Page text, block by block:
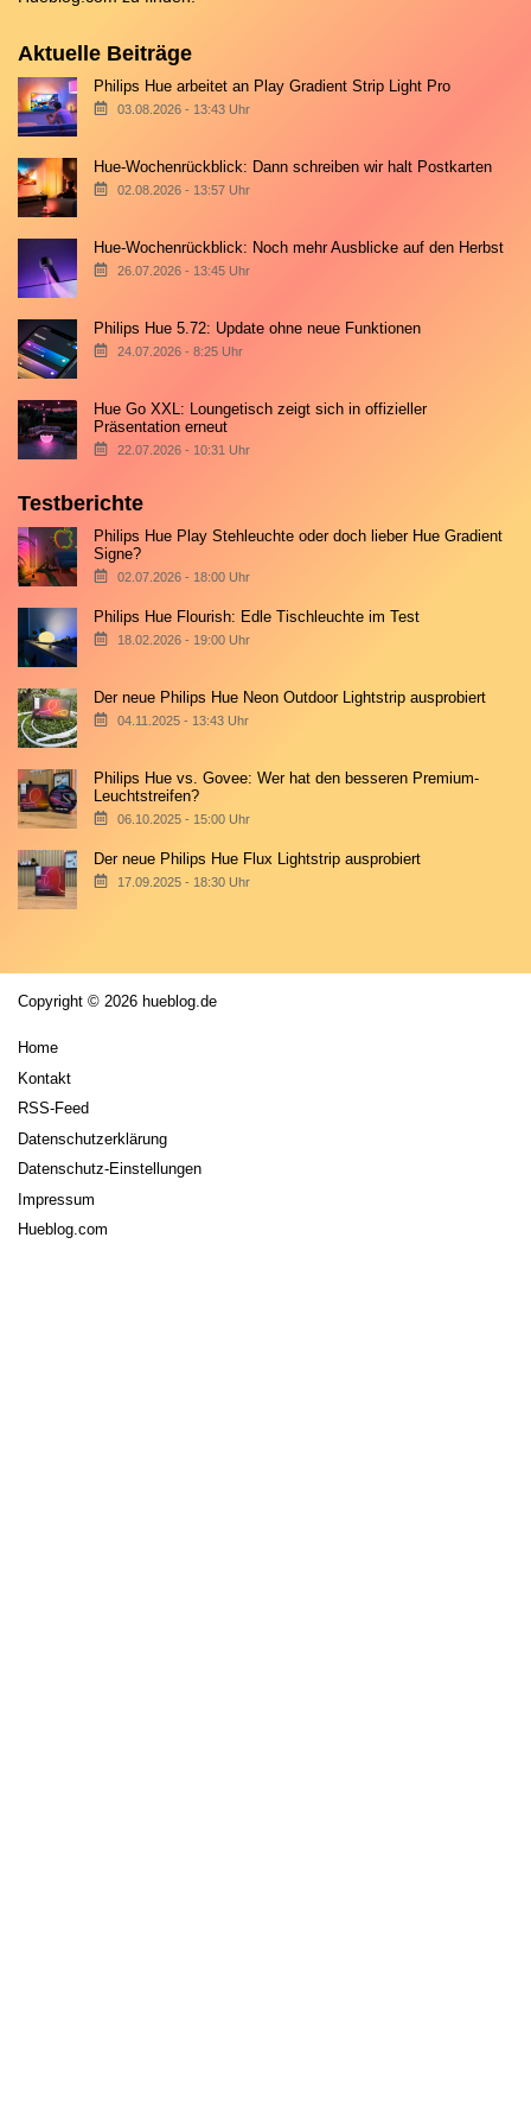
Aktuelle Beiträge
Philips Hue arbeitet an Play Gradient Strip Light Pro
03.08.2026 - 13:43 Uhr
Hue-Wochenrückblick: Dann schreiben wir halt Postkarten
02.08.2026 - 13:57 Uhr
Hue-Wochenrückblick: Noch mehr Ausblicke auf den Herbst
26.07.2026 - 13:45 Uhr
Philips Hue 5.72: Update ohne neue Funktionen
24.07.2026 - 8:25 Uhr
Hue Go XXL: Loungetisch zeigt sich in offizieller
Präsentation erneut
22.07.2026 - 10:31 Uhr
Testberichte
Philips Hue Play Stehleuchte oder doch lieber Hue Gradient
Signe?
02.07.2026 - 18:00 Uhr
Philips Hue Flourish: Edle Tischleuchte im Test
18.02.2026 - 19:00 Uhr
Der neue Philips Hue Neon Outdoor Lightstrip ausprobiert
04.11.2025 - 13:43 Uhr
Philips Hue vs. Govee: Wer hat den besseren Premium-
Leuchtstreifen?
06.10.2025 - 15:00 Uhr
Der neue Philips Hue Flux Lightstrip ausprobiert
17.09.2025 - 18:30 Uhr
Copyright © 2026 hueblog.de
Home
Kontakt
RSS-Feed
Datenschutzerklärung
Datenschutz-Einstellungen
Impressum
Hueblog.com